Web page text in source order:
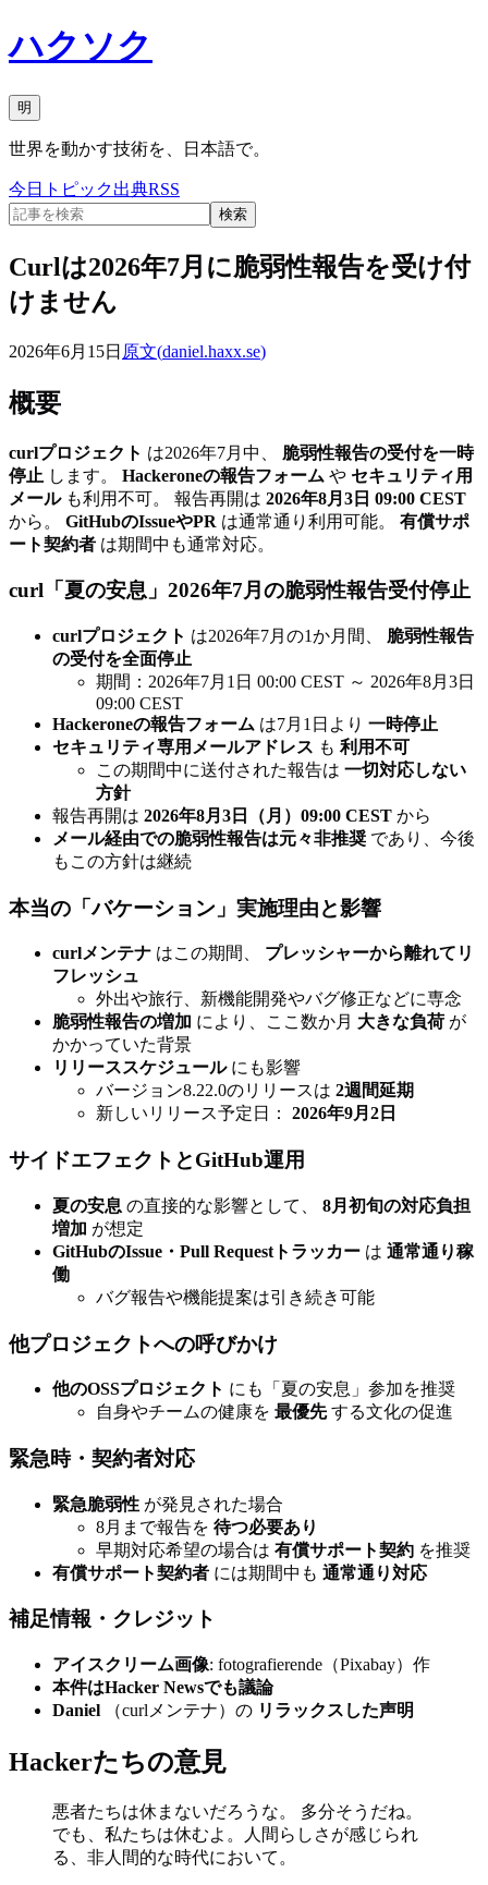
ハクソク
明
世界を動かす技術を、日本語で。
今日 トピック出典RSS
検索
Curlは2026年7月に脆弱性報告を受け付
けません
2026年6月15日 原文(daniel.haxx.se)
概要
curlプロジェクト は2026年7月中、 脆弱性報告の受付を一時
停止 します。 Hackeroneの報告フォーム や セキュリティ用
メールも利用不可。 報告再開は 2026年8月3日 09:00 CEST
から。 GitHubのIssueやPR は通常通り利用可能。 有償サポ
ート契約者 は期間中も通常対応。
curl「夏の安息」2026年7月の脆弱性報告受付停止
curlプロジェクト は2026年7月の1か月間、 脆弱性報告
の受付を全面停止
期間：2026年7月1日 00:00 CEST ～ 2026年8月3日
09:00 CEST
Hackeroneの報告フォーム は7月1日より 一時停止
セキュリティ専用メールアドレス も 利用不可
この期間中に送付された報告は 一切対応しない
方針
報告再開は 2026年8月3日（月）09:00 CEST から
メール経由での脆弱性報告は元々非推奨 であり、今後
もこの方針は継続
本当の「バケーション」実施理由と影響
curlメンテナ はこの期間、 プレッシャーから離れてリ
フレッシュ
外出や旅行、新機能開発やバグ修正などに専念
脆弱性報告の増加 により、ここ数か月 大きな負荷 が
かかっていた背景
リリーススケジュールにも影響
バージョン8.22.0のリリースは 2週間延期
新しいリリース予定日： 2026年9月2日
サイドエフェクトとGitHub運用
夏の安息 の直接的な影響として、 8月初旬の対応負担
増加 が想定
GitHubのIssue・Pull Requestトラッカー は 通常通り稼
働
バグ報告や機能提案は引き続き可能
他プロジェクトへの呼びかけ
他のOSSプロジェクト にも「夏の安息」参加を推奨
自身やチームの健康を 最優先する文化の促進
緊急時・契約者対応
緊急脆弱性 が発見された場合
8月まで報告を 待つ必要あり
早期対応希望の場合は 有償サポート契約 を推奨
有償サポート契約者 には期間中も 通常通り対応
補足情報・クレジット
アイスクリーム画像: fotografierende（Pixabay）作
本件はHacker Newsでも議論
Daniel （curlメンテナ）の リラックスした声明
Hackerたちの意見
悪者たちは休まないだろうな。 多分そうだね。
でも、私たちは休むよ。人間らしさが感じられ
る、非人間的な時代において。